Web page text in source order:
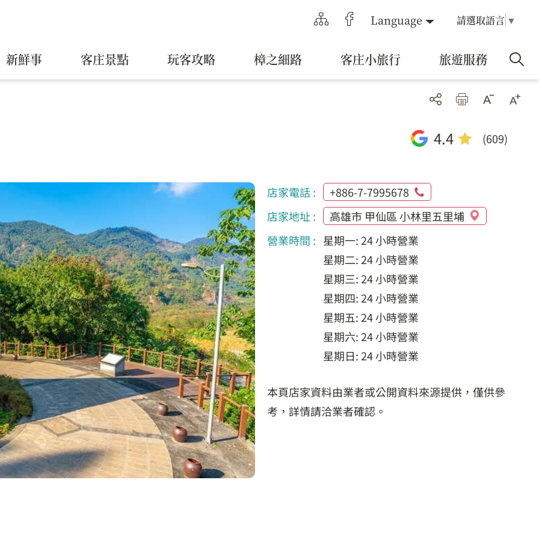
Language 請選取語言 ▼
新鮮事 客庄景點 玩客攻略 樟之細路 客庄小旅行 旅遊服務
4.4 (609)
店家電話 :
+886-7-7995678
店家地址 :
高雄市 甲仙區 小林里五里埔
營業時間 : 星期一: 24 小時營業
星期二: 24 小時營業
星期三: 24 小時營業
星期四: 24 小時營業
星期五: 24 小時營業
星期六: 24 小時營業
星期日: 24 小時營業
本頁店家資料由業者或公開資料來源提供，僅供參
考，詳情請洽業者確認。